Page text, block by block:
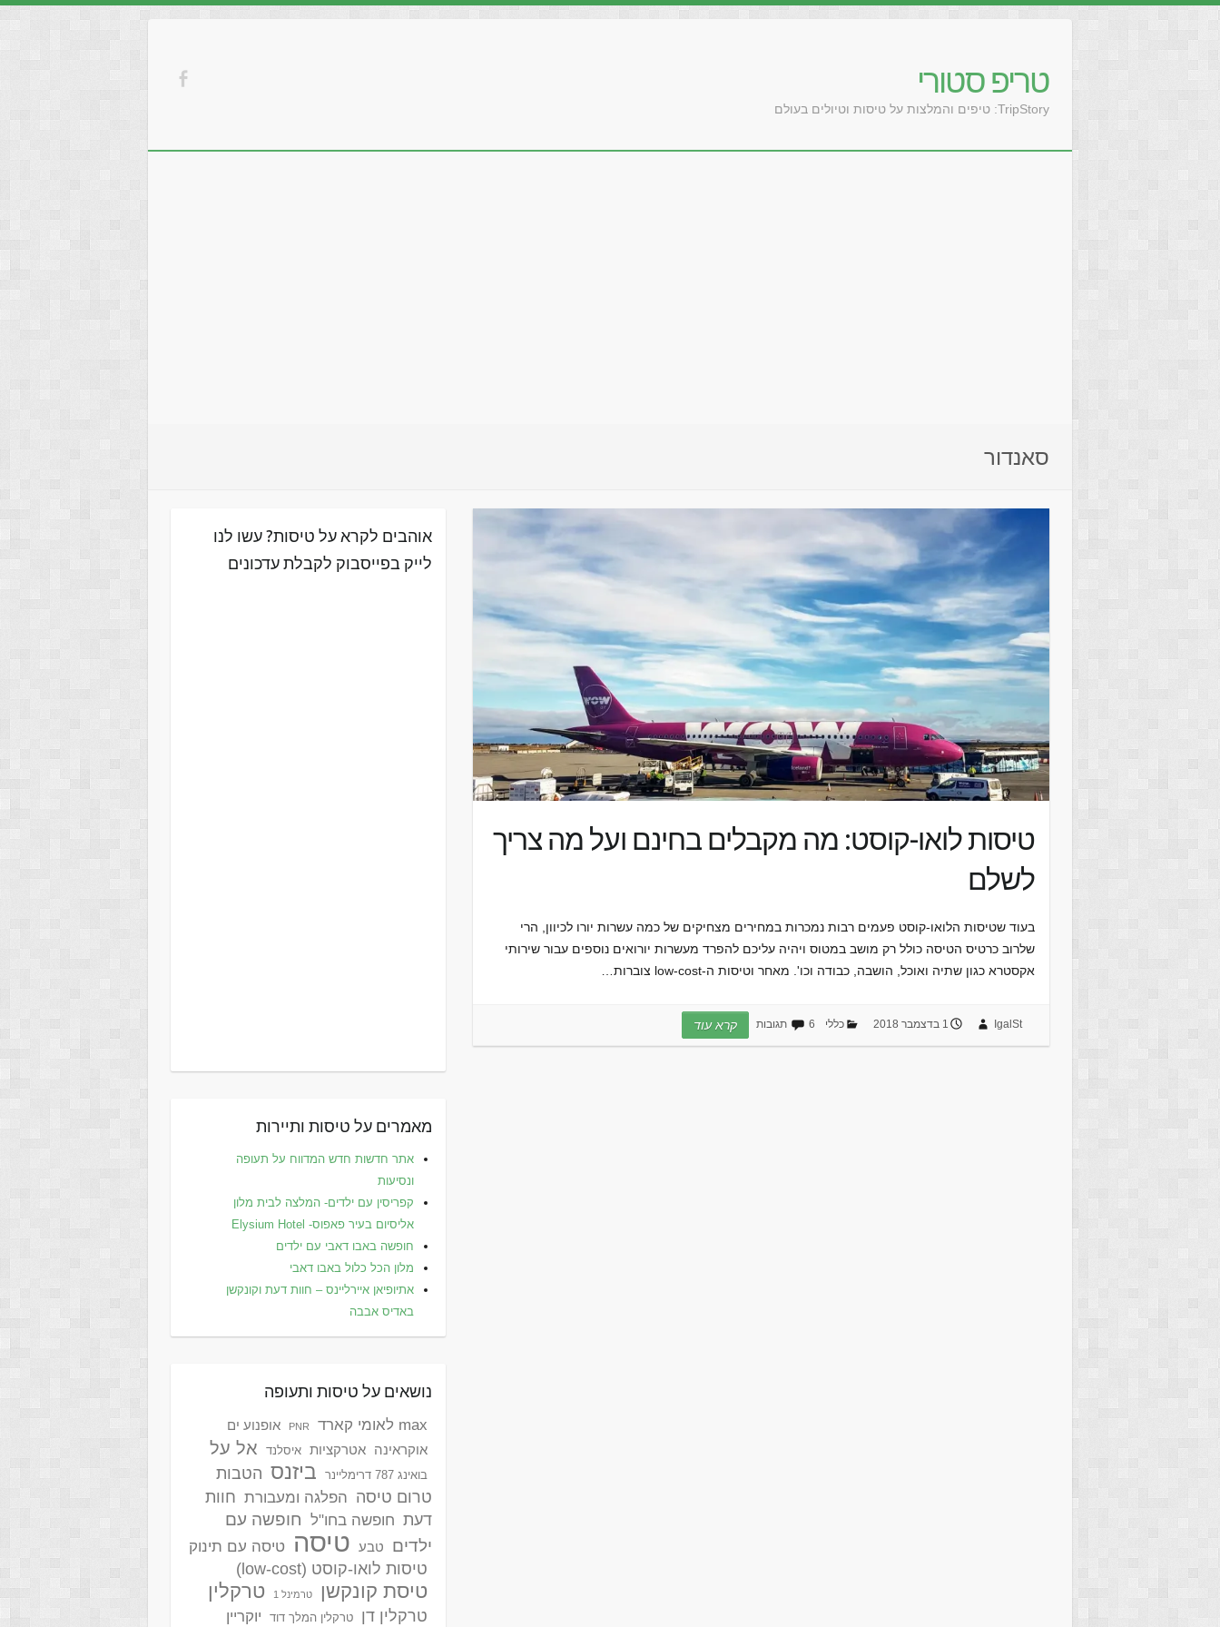
טריפ סטורי
TripStory: טיפים והמלצות על טיסות וטיולים בעולם
סאנדור
טיסות לואו-קוסט: מה מקבלים בחינם ועל מה צריך
לשלם
בעוד שטיסות הלואו-קוסט פעמים רבות נמכרות במחירים מצחיקים של כמה עשרות יורו לכיוון, הרי
שלרוב כרטיס הטיסה כולל רק מושב במטוס ויהיה עליכם להפרד מעשרות יורואים נוספים עבור שירותי
אקסטרא כגון שתיה ואוכל, הושבה, כבודה וכו'. מאחר וטיסות ה-low-cost צוברות…
IgalSt 1 בדצמבר 2018 כללי 6 תגובות קרא עוד
אוהבים לקרא על טיסות? עשו לנו
לייק בפייסבוק לקבלת עדכונים
מאמרים על טיסות ותיירות
אתר חדשות חדש המדווח על תעופה
ונסיעות
קפריסין עם ילדים- המלצה לבית מלון
אליסיום בעיר פאפוס- Elysium Hotel
חופשה באבו דאבי עם ילדים
מלון הכל כלול באבו דאבי
אתיופיאן איירליינס – חוות דעת וקונקשן
באדיס אבבה
נושאים על טיסות ותעופה
max לאומי קארד PNR
אופנוע ים
אוקראינה
אטרקציות איסלנד אל על
בואינג 787 דרימליינר ביזנס הטבות
טרום טיסה
הפלגה ומעבורת חוות
דעת חופשה בחו"ל
חופשה עם
ילדים
טבע טיסה טיסה עם תינוק
טיסות לואו-קוסט (low-cost)
טיסת קונקשן טרמינל 1 טרקלין
טרקלין דן טרקלין המלך דוד יוקריין